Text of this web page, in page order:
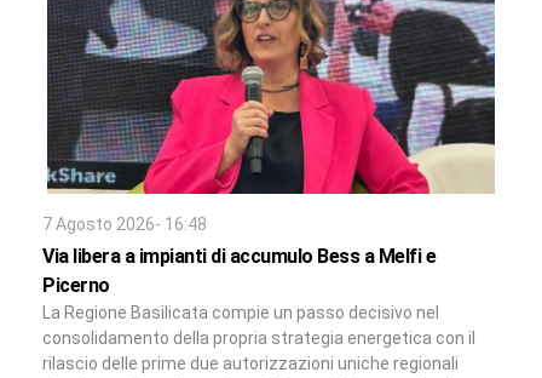
7 Agosto 2026- 16:48
Via libera a impianti di accumulo Bess a Melfi e
Picerno
La Regione Basilicata compie un passo decisivo nel
consolidamento della propria strategia energetica con il
rilascio delle prime due autorizzazioni uniche regionali